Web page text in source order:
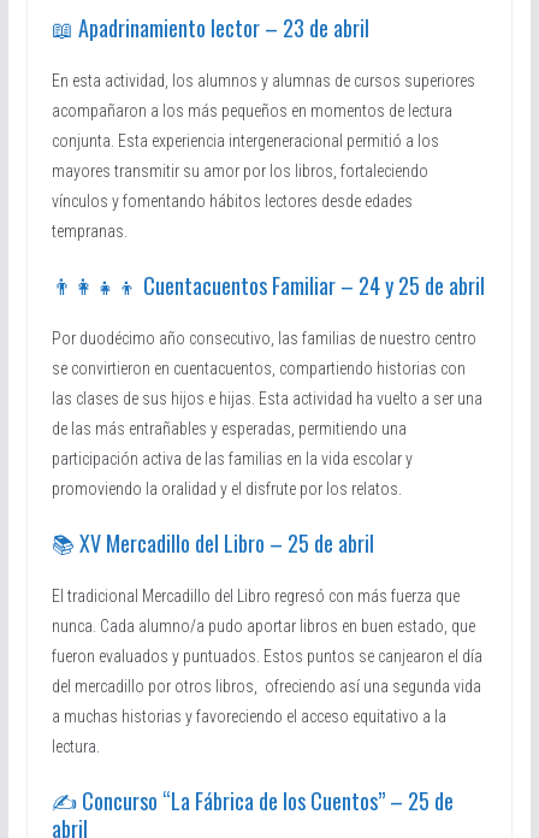
📖 Apadrinamiento lector – 23 de abril
En esta actividad, los alumnos y alumnas de cursos superiores
acompañaron a los más pequeños en momentos de lectura
conjunta. Esta experiencia intergeneracional permitió a los
mayores transmitir su amor por los libros, fortaleciendo
vínculos y fomentando hábitos lectores desde edades
tempranas.
👨‍👩‍👧‍👦 Cuentacuentos Familiar – 24 y 25 de abril
Por duodécimo año consecutivo, las familias de nuestro centro
se convirtieron en cuentacuentos, compartiendo historias con
las clases de sus hijos e hijas. Esta actividad ha vuelto a ser una
de las más entrañables y esperadas, permitiendo una
participación activa de las familias en la vida escolar y
promoviendo la oralidad y el disfrute por los relatos.
📚 XV Mercadillo del Libro – 25 de abril
El tradicional Mercadillo del Libro regresó con más fuerza que
nunca. Cada alumno/a pudo aportar libros en buen estado, que
fueron evaluados y puntuados. Estos puntos se canjearon el día
del mercadillo por otros libros, ofreciendo así una segunda vida
a muchas historias y favoreciendo el acceso equitativo a la
lectura.
✍️ Concurso “La Fábrica de los Cuentos” – 25 de
abril